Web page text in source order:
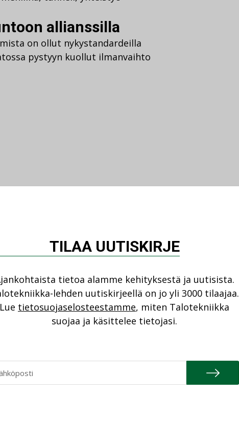
allianssilla
on ollut nykystandardeilla
pystyyn kuollut ilmanvaihto
TILAA UUTISKIRJE
tietoa alamme kehityksestä ja uutisista.
lehden uutiskirjeellä on jo yli 3000 tilaajaa.
Lue tietosuojaselosteestamme, miten Talotekniikka
suojaa ja käsittelee tietojasi.